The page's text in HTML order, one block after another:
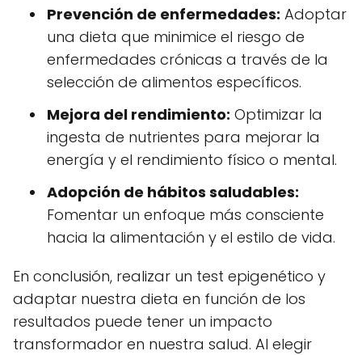
Prevención de enfermedades: Adoptar
una dieta que minimice el riesgo de
enfermedades crónicas a través de la
selección de alimentos específicos.
Mejora del rendimiento: Optimizar la
ingesta de nutrientes para mejorar la
energía y el rendimiento físico o mental.
Adopción de hábitos saludables:
Fomentar un enfoque más consciente
hacia la alimentación y el estilo de vida.
En conclusión, realizar un test epigenético y
adaptar nuestra dieta en función de los
resultados puede tener un impacto
transformador en nuestra salud. Al elegir